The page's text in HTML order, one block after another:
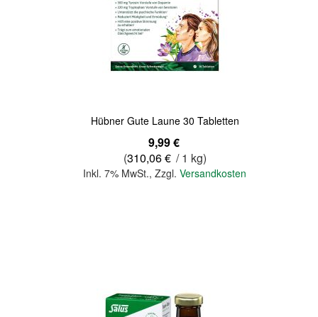
Hübner Gute Laune 30 Tabletten
9,99 €
(310,06 € / 1 kg)
Inkl. 7% MwSt.,Zzgl.Versandkosten